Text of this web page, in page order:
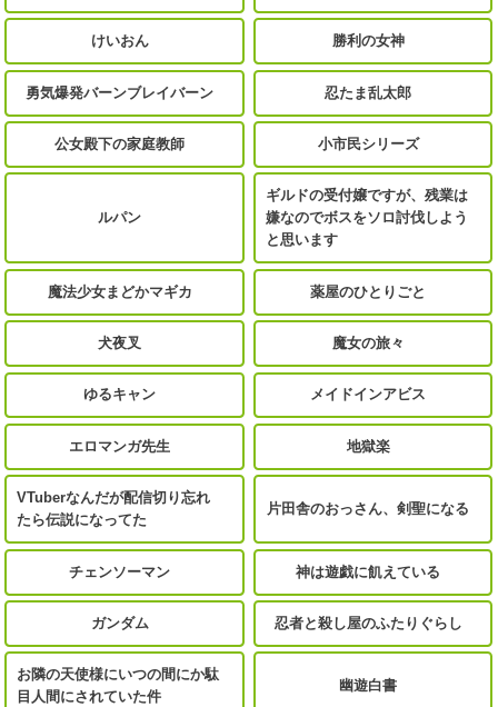
けいおん 勝利の女神
勇気爆発バーンブレイバーン 忍たま乱太郎
公女殿下の家庭教師 小市民シリーズ
ルパン
ギルドの受付嬢ですが、残業は
嫌なのでボスをソロ討伐しよう
と思います
魔法少女まどかマギカ 薬屋のひとりごと
犬夜叉 魔女の旅々
ゆるキャン メイドインアビス
エロマンガ先生 地獄楽
VTuberなんだが配信切り忘れ
たら伝説になってた
片田舎のおっさん、剣聖になる
チェンソーマン 神は遊戯に飢えている
ガンダム 忍者と殺し屋のふたりぐらし
お隣の天使様にいつの間にか駄
目人間にされていた件
幽遊白書